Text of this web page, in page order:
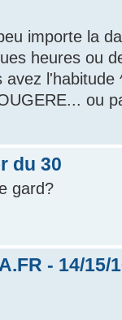
importe la
heures ou
l'habitude
ou
du 30
gard?
- 14/15/